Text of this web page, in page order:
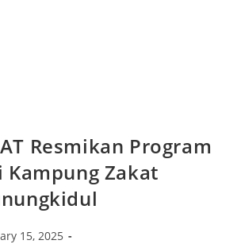
Resmikan Program
Kampung Zakat
15, 2025